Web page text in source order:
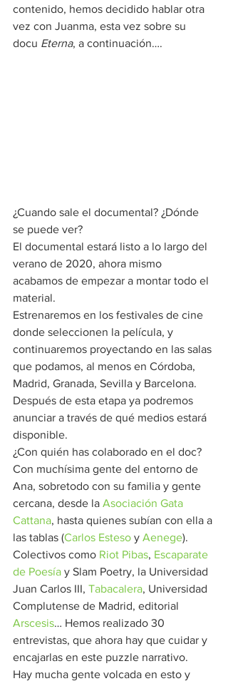
contenido, hemos decidido hablar otra
vez con Juanma, esta vez sobre su
docu Eterna, a continuación….
¿Cuando sale el documental? ¿Dónde
se puede ver?
El documental estará listo a lo largo del
verano de 2020, ahora mismo
acabamos de empezar a montar todo el
material.
Estrenaremos en los festivales de cine
donde seleccionen la película, y
continuaremos proyectando en las salas
que podamos, al menos en Córdoba,
Madrid, Granada, Sevilla y Barcelona.
Después de esta etapa ya podremos
anunciar a través de qué medios estará
disponible.
¿Con quién has colaborado en el doc?
Con muchísima gente del entorno de
Ana, sobretodo con su familia y gente
cercana, desde la Asociación Gata
Cattana, hasta quienes subían con ella a
las tablas (Carlos Esteso y Aenege).
Colectivos como Riot Pibas, Escaparate
de Poesía y Slam Poetry, la Universidad
Juan Carlos III, Tabacalera, Universidad
Complutense de Madrid, editorial
Arscesis… Hemos realizado 30
entrevistas, que ahora hay que cuidar y
encajarlas en este puzzle narrativo.
Hay mucha gente volcada en esto y